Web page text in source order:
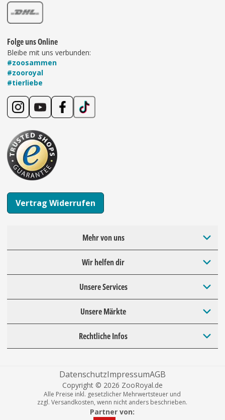
Folge uns Online
Bleibe mit uns verbunden:
#zoosammen
#zooroyal
#tierliebe
Vertrag Widerrufen
Mehr von uns
Wir helfen dir
Unsere Services
Unsere Märkte
Rechtliche Infos
DatenschutzImpressumAGB
Copyright © 2026 ZooRoyal.de
Alle Preise inkl. gesetzlicher Mehrwertsteuer und
zzgl. Versandkosten, wenn nicht anders beschrieben.
Partner von: